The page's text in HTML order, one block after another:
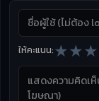
ให้คะแนน:★★★